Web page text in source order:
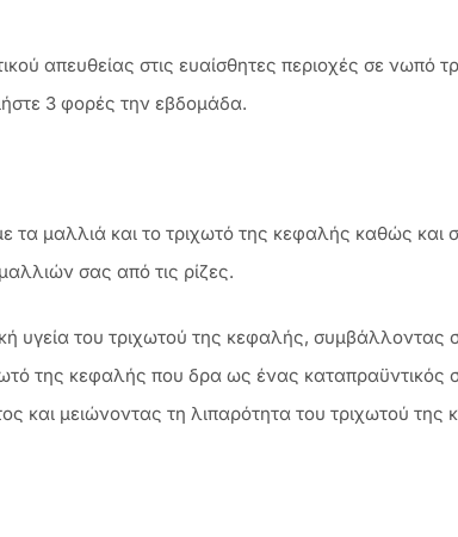
απευθείας στις ευαίσθητες περιοχές σε
3 φορές την εβδομάδα.
τα μαλλιά και το τριχωτό της κεφαλής καθώς και
σας από τις ρίζες.
υγεία του τριχωτού της κεφαλής,
της κεφαλής που δρα ως ένας
και μειώνοντας τη λιπαρότητα του τριχωτού